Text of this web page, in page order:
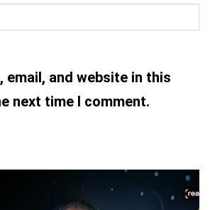
email, and website in this
next time I comment.